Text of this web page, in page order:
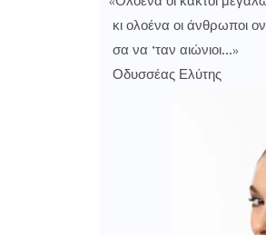
κι ολοένα οι άνθρωποι
σα να ’ταν αιώνιοι...»
Οδυσσέας Ελύτης